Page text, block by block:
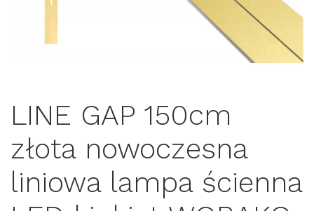
LINE GAP 150cm
złota nowoczesna
liniowa lampa ścienna